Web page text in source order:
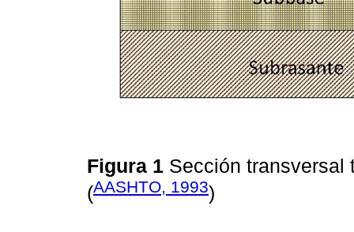
Figura 1 Sección transversal
(AASHTO, 1993)